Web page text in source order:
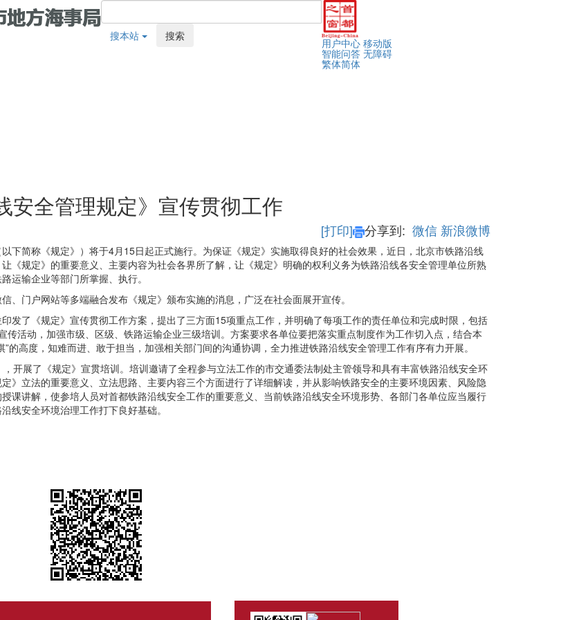
搜本站 搜索
用户中心 移动版
智能问答 无障碍
繁体简体
安全管理规定》宣传贯彻工作
[打印] 分享到: 微信 新浪微博
下简称《规定》）将于4月15日起正式施行。为保证《规定》实施取得良好的社会效果，近日，北京市铁路沿线
《规定》的重要意义、主要内容为社会各界所了解，让《规定》明确的权利义务为铁路沿线各安全管理单位所熟
运输企业等部门所掌握、执行。
门户网站等多端融合发布《规定》颁布实施的消息，广泛在社会面展开宣传。
发了《规定》宣传贯彻工作方案，提出了三方面15项重点工作，并明确了每项工作的责任单位和完成时限，包括
活动，加强市级、区级、铁路运输企业三级培训。方案要求各单位要把落实重点制度作为工作切入点，结合本
高度，知难而进、敢于担当，加强相关部门间的沟通协调，全力推进铁路沿线安全管理工作有序有力开展。
开展了《规定》宣贯培训。培训邀请了全程参与立法工作的市交通委法制处主管领导和具有丰富铁路沿线安全环
》立法的重要意义、立法思路、主要内容三个方面进行了详细解读，并从影响铁路安全的主要环境因素、风险隐
课讲解，使参培人员对首都铁路沿线安全工作的重要意义、当前铁路沿线安全环境形势、各部门各单位应当履行
线安全环境治理工作打下良好基础。